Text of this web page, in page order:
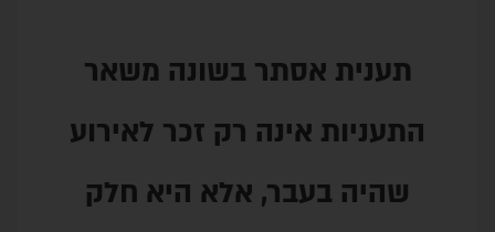
בשונה משאר
רק זכר לאירוע
אלא היא חלק